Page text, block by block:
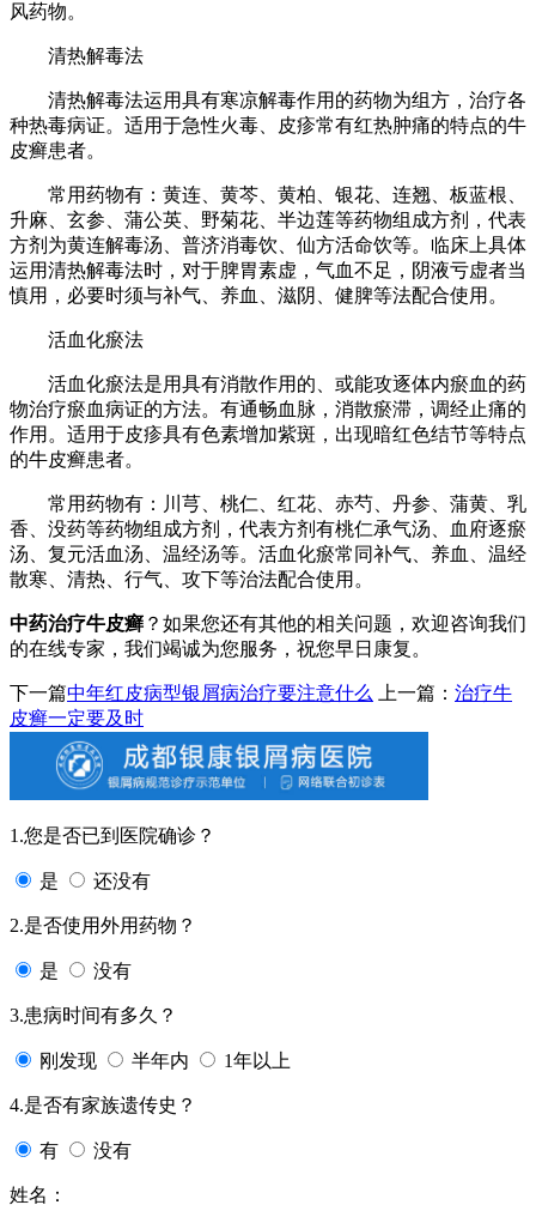
风药物。
清热解毒法
清热解毒法运用具有寒凉解毒作用的药物为组方，治疗各
种热毒病证。适用于急性火毒、皮疹常有红热肿痛的特点的牛
皮癣患者。
常用药物有：黄连、黄芩、黄柏、银花、连翘、板蓝根、
升麻、玄参、蒲公英、野菊花、半边莲等药物组成方剂，代表
方剂为黄连解毒汤、普济消毒饮、仙方活命饮等。临床上具体
运用清热解毒法时，对于脾胃素虚，气血不足，阴液亏虚者当
慎用，必要时须与补气、养血、滋阴、健脾等法配合使用。
活血化瘀法
活血化瘀法是用具有消散作用的、或能攻逐体内瘀血的药
物治疗瘀血病证的方法。有通畅血脉，消散瘀滞，调经止痛的
作用。适用于皮疹具有色素增加紫斑，出现暗红色结节等特点
的牛皮癣患者。
常用药物有：川芎、桃仁、红花、赤芍、丹参、蒲黄、乳
香、没药等药物组成方剂，代表方剂有桃仁承气汤、血府逐瘀
汤、复元活血汤、温经汤等。活血化瘀常同补气、养血、温经
散寒、清热、行气、攻下等治法配合使用。
中药治疗牛皮癣 ？如果您还有其他的相关问题，欢迎咨询我们
的在线专家，我们竭诚为您服务，祝您早日康复。
下一篇中年红皮病型银屑病治疗要注意什么 上一篇： 治疗牛
皮癣一定要及时
1.您是否已到医院确诊？
是 还没有
2.是否使用外用药物？
是 没有
3.患病时间有多久？
刚发现 半年内 1年以上
4.是否有家族遗传史？
有 没有
姓名：